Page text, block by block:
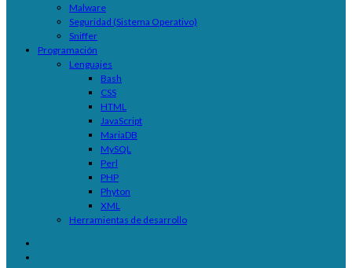
Malware
Seguridad (Sistema Operativo)
Sniffer
Programación
Lenguajes
Bash
CSS
HTML
JavaScript
MariaDB
MySQL
Perl
PHP
Phyton
XML
Herramientas de desarrollo